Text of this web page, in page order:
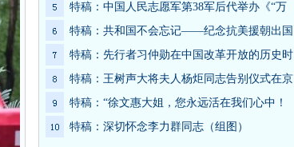
特稿：中国人民志愿军第38军后代举办《“万
特稿：共和国不会忘记——纪念抗美援朝出国
特稿：先行者习仲勋在中国改革开放的历史时
特稿：王树声大将夫人杨炬同志告别仪式在京
特稿：“徐文惠大姐，您永远活在我们心中！
特稿：深切怀念李力群同志（组图）